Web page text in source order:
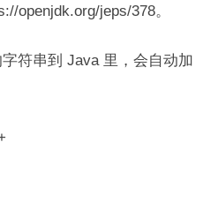
openjdk.org/jeps/378。
符串到 Java 里，会自动加